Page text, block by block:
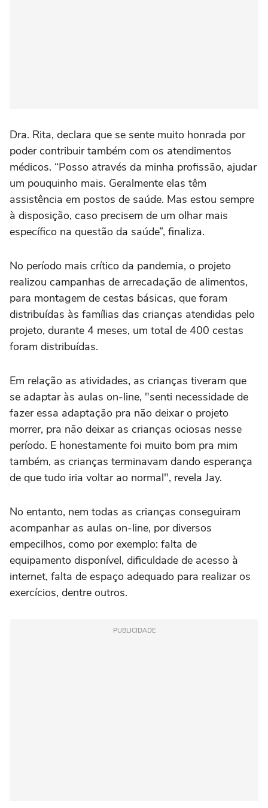
Dra. Rita, declara que se sente muito honrada por
poder contribuir também com os atendimentos
médicos. “Posso através da minha profissão, ajudar
um pouquinho mais. Geralmente elas têm
assistência em postos de saúde. Mas estou sempre
à disposição, caso precisem de um olhar mais
específico na questão da saúde”, finaliza.
No período mais crítico da pandemia, o projeto
realizou campanhas de arrecadação de alimentos,
para montagem de cestas básicas, que foram
distribuídas às famílias das crianças atendidas pelo
projeto, durante 4 meses, um total de 400 cestas
foram distribuídas.
Em relação as atividades, as crianças tiveram que
se adaptar às aulas on-line, "senti necessidade de
fazer essa adaptação pra não deixar o projeto
morrer, pra não deixar as crianças ociosas nesse
período. E honestamente foi muito bom pra mim
também, as crianças terminavam dando esperança
de que tudo iria voltar ao normal", revela Jay.
No entanto, nem todas as crianças conseguiram
acompanhar as aulas on-line, por diversos
empecilhos, como por exemplo: falta de
equipamento disponível, dificuldade de acesso à
internet, falta de espaço adequado para realizar os
exercícios, dentre outros.
PUBLICIDADE